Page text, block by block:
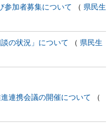
参加者募集について
県民生
の状況」について
県民生
連携会議の開催について